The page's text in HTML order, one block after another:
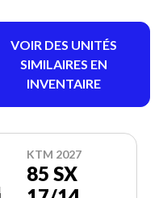
VOIR DES UNITÉS
SIMILAIRES EN
INVENTAIRE
KTM 2027
85 SX